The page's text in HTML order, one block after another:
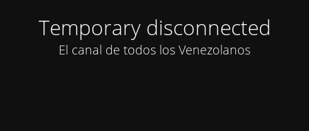
Temporary disconnected
El canal de todos los Venezolanos